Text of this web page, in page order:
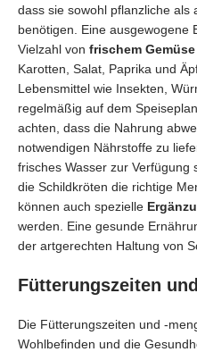
dass sie sowohl pflanzliche als
benötigen. Eine ausgewogene
Vielzahl von frischem
Karotten, Salat, Paprika und
Lebensmittel wie Insekten,
regelmäßig auf dem
achten, dass die Nahrung
notwendigen Nährstoffe zu
frisches Wasser zur Verfügung
die Schildkröten die richtige
können auch spezielle
werden. Eine gesunde
der artgerechten Haltung von
Fütterungszeiten
Die Fütterungszeiten und -
Wohlbefinden und die